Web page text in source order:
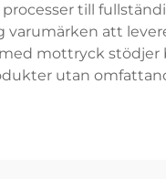
till
att
mottryck stödjer
utan